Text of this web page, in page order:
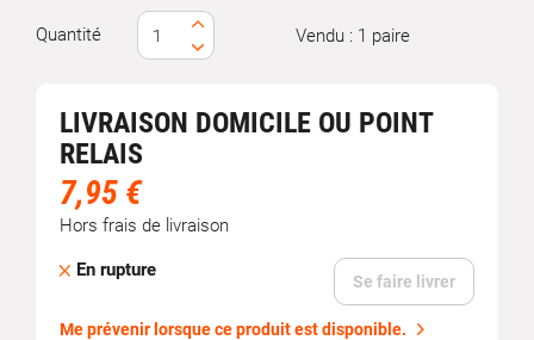
Quantité Vendu : 1 paire
LIVRAISON DOMICILE OU POINT
RELAIS
7,95 €
Hors frais de livraison
En rupture
Se faire livrer
Me prévenir lorsque ce produit est disponible.